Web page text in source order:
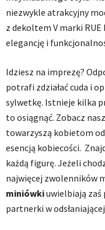
niezwykle atrakcyjny
z dekoltem V marki RUE
elegancję i
Idziesz na imprezę?
potrafi zdziałać cuda i
sylwetkę. Istnieje kilka
to osiągnąć. Zobacz
towarzyszą kobietom od
esencją kobiecości.
każdą figurę. Jeżeli
najwięcej zwolenników
miniówkiuwielbiają zaś
partnerki w